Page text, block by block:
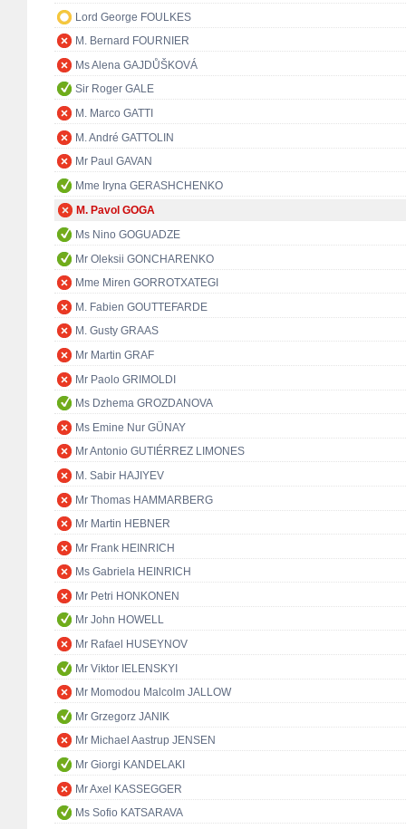
Lord George FOULKES
M. Bernard FOURNIER
Ms Alena GAJDŮŠKOVÁ
Sir Roger GALE
M. Marco GATTI
M. André GATTOLIN
Mr Paul GAVAN
Mme Iryna GERASHCHENKO
M. Pavol GOGA
Ms Nino GOGUADZE
Mr Oleksii GONCHARENKO
Mme Miren GORROTXATEGI
M. Fabien GOUTTEFARDE
M. Gusty GRAAS
Mr Martin GRAF
Mr Paolo GRIMOLDI
Ms Dzhema GROZDANOVA
Ms Emine Nur GÜNAY
Mr Antonio GUTIÉRREZ LIMONES
M. Sabir HAJIYEV
Mr Thomas HAMMARBERG
Mr Martin HEBNER
Mr Frank HEINRICH
Ms Gabriela HEINRICH
Mr Petri HONKONEN
Mr John HOWELL
Mr Rafael HUSEYNOV
Mr Viktor IELENSKYI
Mr Momodou Malcolm JALLOW
Mr Grzegorz JANIK
Mr Michael Aastrup JENSEN
Mr Giorgi KANDELAKI
Mr Axel KASSEGGER
Ms Sofio KATSARAVA